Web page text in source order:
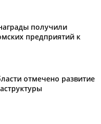
получили
предприятий к
отмечено развитие